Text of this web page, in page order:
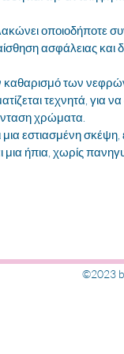
οποιοδήποτε
ασφάλειας και
καθαρισμό των
τεχνητά, για
χρώματα.
εστιασμένη
μια ήπια, χωρίς
ΜΑΡΚΟΥ
©2023